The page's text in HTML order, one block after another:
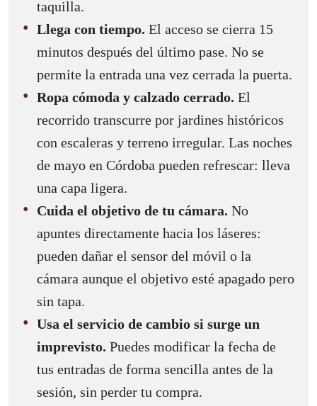
taquilla.
Llega con tiempo. El acceso se cierra 15
minutos después del último pase. No se
permite la entrada una vez cerrada la puerta.
Ropa cómoda y calzado cerrado. El
recorrido transcurre por jardines históricos
con escaleras y terreno irregular. Las noches
de mayo en Córdoba pueden refrescar: lleva
una capa ligera.
Cuida el objetivo de tu cámara. No
apuntes directamente hacia los láseres:
pueden dañar el sensor del móvil o la
cámara aunque el objetivo esté apagado pero
sin tapa.
Usa el servicio de cambio si surge un
imprevisto. Puedes modificar la fecha de
tus entradas de forma sencilla antes de la
sesión, sin perder tu compra.